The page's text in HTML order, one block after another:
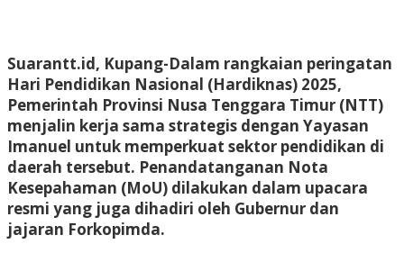
Suarantt.id, Kupang-Dalam rangkaian peringatan
Hari Pendidikan Nasional (Hardiknas) 2025,
Pemerintah Provinsi Nusa Tenggara Timur (NTT)
menjalin kerja sama strategis dengan Yayasan
Imanuel untuk memperkuat sektor pendidikan di
daerah tersebut. Penandatanganan Nota
Kesepahaman (MoU) dilakukan dalam upacara
resmi yang juga dihadiri oleh Gubernur dan
jajaran Forkopimda.